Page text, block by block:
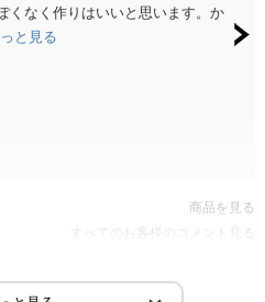
くなく作りはいいと思います。か
と見る
商品を見る
すべてのお客様のコメント見る